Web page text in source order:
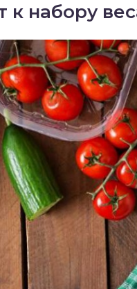
к набору